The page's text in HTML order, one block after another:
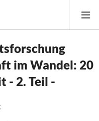
im Wandel: 20
- 2. Teil -